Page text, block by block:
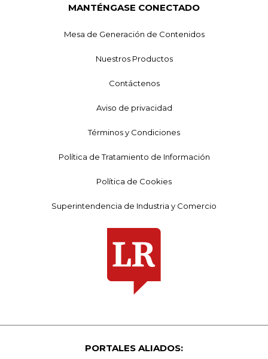
MANTÉNGASE CONECTADO
Mesa de Generación de Contenidos
Nuestros Productos
Contáctenos
Aviso de privacidad
Términos y Condiciones
Política de Tratamiento de Información
Política de Cookies
Superintendencia de Industria y Comercio
PORTALES ALIADOS: